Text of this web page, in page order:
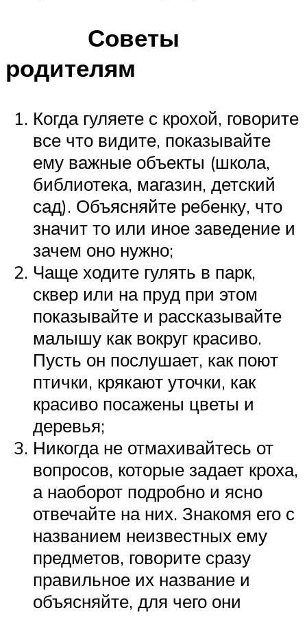
Советы
родителям
Когда гуляете с крохой, говорите
все что видите, показывайте
ему важные объекты (школа,
библиотека, магазин, детский
сад). Объясняйте ребенку, что
значит то или иное заведение и
зачем оно нужно;
Чаще ходите гулять в парк,
сквер или на пруд при этом
показывайте и рассказывайте
малышу как вокруг красиво.
Пусть он послушает, как поют
птички, крякают уточки, как
красиво посажены цветы и
деревья;
Никогда не отмахивайтесь от
вопросов, которые задает кроха,
а наоборот подробно и ясно
отвечайте на них. Знакомя его с
названием неизвестных ему
предметов, говорите сразу
правильное их название и
объясняйте, для чего они